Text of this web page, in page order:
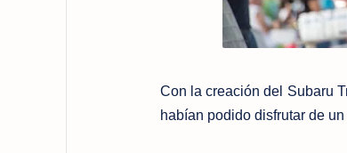
Con la creación del Subaru
habían podido disfrutar de